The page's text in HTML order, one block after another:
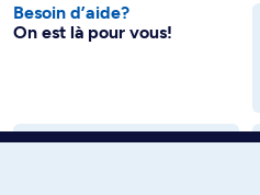
Besoin d’aide?
On est là pour vous!